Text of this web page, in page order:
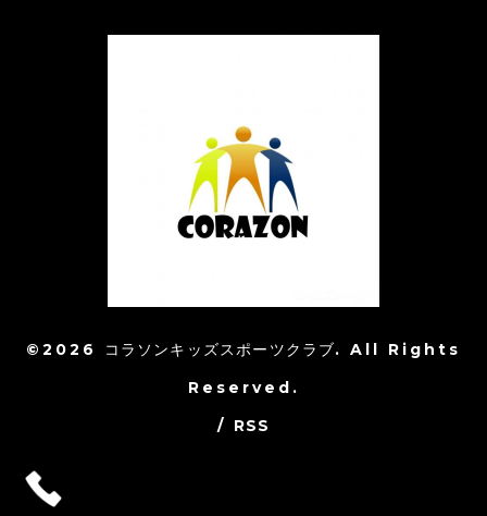
©2026 コラソンキッズスポーツクラブ. All Rights
Reserved.
/ RSS